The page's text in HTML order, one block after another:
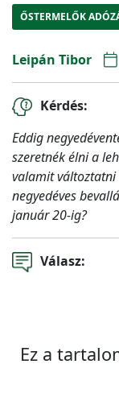
ŐSTERMELŐK
Leipán Tibor
Kérdés:
Eddig
szeretnék élni a
valamit változtatni
negyedéves
január 20-ig?
Válasz:
Ez a